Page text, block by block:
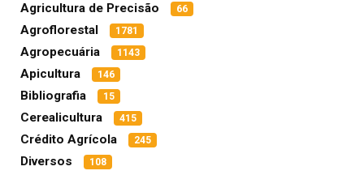
Agricultura de Precisão 66
Agroflorestal 1781
Agropecuária 1143
Apicultura 146
Bibliografia 15
Cerealicultura 415
Crédito Agrícola 245
Diversos 108